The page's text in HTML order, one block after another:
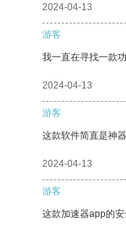
2024-04-13
游客
我一直在寻找一款
2024-04-13
游客
这款软件简直是神
2024-04-13
游客
这款加速器app的